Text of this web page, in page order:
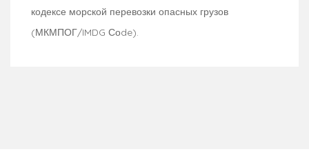
кодексе морской перевозки опасных грузов
(МКМПОГ/IMDG Соde).